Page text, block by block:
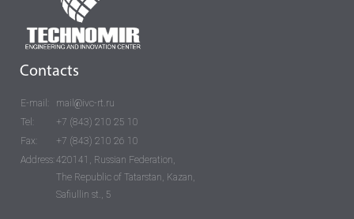
Contacts
E-mail:
mail@ivc-rt.ru
Tel:
+7 (843) 210 25 10
Fax:
+7 (843) 210 26 10
Address:420141, Russian Federation,
The Republic of Tatarstan, Kazan,
Safiullin st., 5